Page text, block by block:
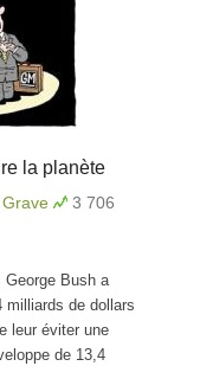
la planète
3 706
George Bush a
milliards de dollars
leur éviter une
de 13,4